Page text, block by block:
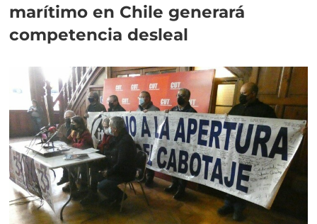
marítimo en Chile generará
competencia desleal